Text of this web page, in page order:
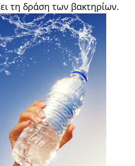
τη δράση των βακτηρίων.